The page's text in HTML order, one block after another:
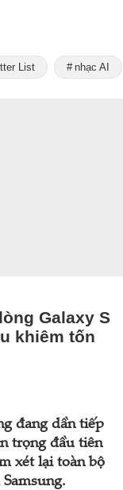
List nhạc AI
Galaxy S
khiêm tốn
đang dần tiếp
trọng đầu tiên
xét lại toàn bộ